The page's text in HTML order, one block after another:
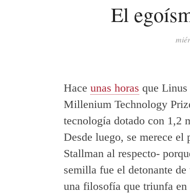
El
Hace unas horas que Linus
Millenium Technology
tecnología dotado con 1,2
Desde luego, se merece el
Stallman al respecto-
semilla fue el detonante
una filosofía que triunfa